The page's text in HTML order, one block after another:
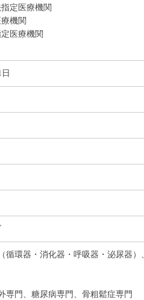
定医療機関
機関
医療機関
循環器・消化器・呼吸器・泌尿器
専門、糖尿病専門、骨粗鬆症専門